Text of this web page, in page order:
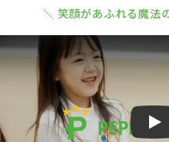
＼ 笑顔があふれる魔
Play